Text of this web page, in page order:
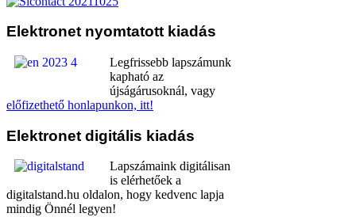
Elektronet nyomtatott kiadás
Legfrissebb lapszámunk
kapható az
újságárusoknál, vagy
előfizethető honlapunkon, itt!
Elektronet digitális kiadás
Lapszámaink digitálisan
is elérhetőek a
digitalstand.hu oldalon, hogy kedvenc lapja
mindig Önnél legyen!